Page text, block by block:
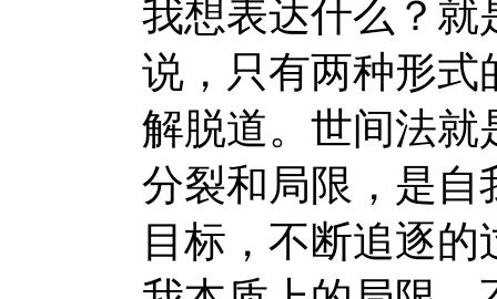
我想表达什么？就
说，只有两种形式
解脱道。世间法就
分裂和局限，是自
目标，不断追逐